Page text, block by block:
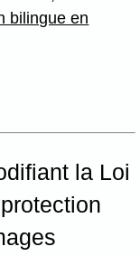
bilingue en
la Loi